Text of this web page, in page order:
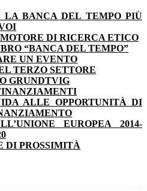
LA BANCA DEL TEMPO PIÙ
DI RICERCA ETICO
“BANCA DEL TEMPO”
UN EVENTO
TERZO SETTORE
GRUNDTVIG
ALLE OPPORTUNITÀ DI
EUROPEA 2014-
DI PROSSIMITÀ